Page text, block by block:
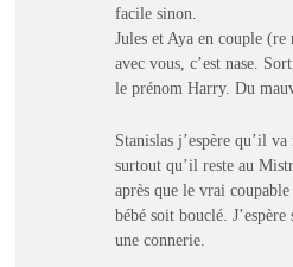
facile sinon.
Jules et Aya en couple
avec vous, c’est nase.
le prénom Harry. Du
Stanislas j’espère qu’il
surtout qu’il reste au
après que le vrai
bébé soit bouclé.
une connerie.